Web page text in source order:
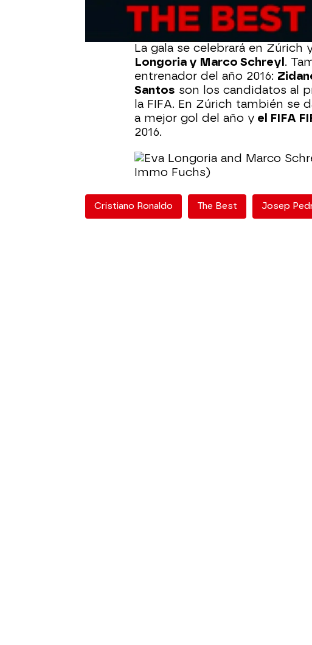
partir de las 18:00 horas.
dirigir este espacio.
La gala se celebrará en Zúrich
Longoria y Marco Schreyl .
entrenador del año 2016:
Santos son los candidatos al
la FIFA. En Zúrich también se
a mejor gol del año y el FIFA
2016.
Cristiano Ronaldo The Best Josep